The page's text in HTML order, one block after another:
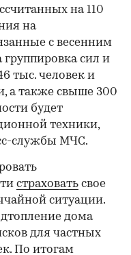
на 110
на
с весенним
группировка сил и
тыс. человек и
а также свыше 300
будет
техники,
службы МЧС.
страховать свое
ситуации.
дома
для частных
По итогам